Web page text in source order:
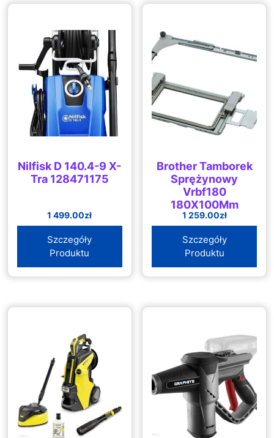
Nilfisk D 140.4-9 X-
Tra 128471175
1 499.00zł
Szczegóły
Produktu
Brother Tamborek
Sprężynowy
Vrbf180
180X100Mm
(Brother Vr)
1 259.00zł
Szczegóły
Produktu